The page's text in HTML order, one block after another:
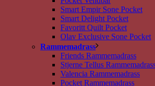
Smart Empir Sone Pocket
Smart Delight Pocket
Favoritt Quilt Pocket
Olav Exclusive Sone Pocket
Rammemadrass
Friends Rammemadrass
Stjerne Tellus
Valencia Rammemadrass
Pocket Rammemadrass